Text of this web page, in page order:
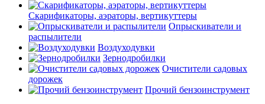
Скарификаторы, аэраторы, вертикуттеры
Опрыскиватели и
распылители
Воздуходувки
Зернодробилки
Очистители садовых
дорожек
Прочий бензоинструмент